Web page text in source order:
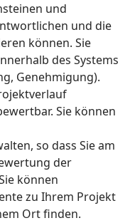
und
und die
können. Sie
des Systems
Genehmigung).
Sie können
so dass Sie am
der
können
zu Ihrem Projekt
Ort finden.